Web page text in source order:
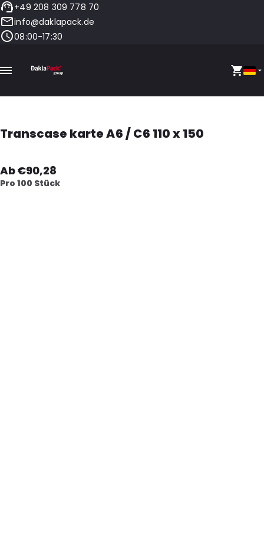
+49 208 309 778 70
info@daklapack.de
08:00-17:30
Transcase karte A6 / C6 110 x 150
Ab €90,28
Pro 100 Stück